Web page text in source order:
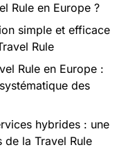
Rule en Europe ?
simple et efficace
Rule
Rule en Europe :
des
hybrides : une
de la Travel Rule